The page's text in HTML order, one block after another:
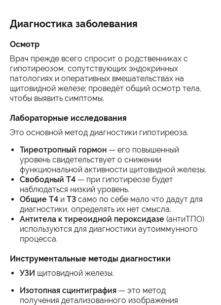
Диагностика заболевания
Осмотр
Врач прежде всего спросит о родственниках с
гипотиреозом, сопутствующих эндокринных
патологиях и оперативных вмешательствах на
щитовидной железе; проведёт общий осмотр тела,
чтобы выявить симптомы.
Лабораторные исследования
Это основной метод диагностики гипотиреоза.
Тиреотропный гормон — его повышенный
уровень свидетельствует о снижении
функциональной активности щитовидной железы.
Свободный Т4 — при гипотиреозе будет
наблюдаться низкий уровень.
Общие Т4 и Т3 само по себе мало что дадут для
диагностики, определять их нет смысла.
Антитела к тиреоидной пероксидазе (антиТПО)
используются для диагностики аутоиммунного
процесса.
Инструментальные методы диагностики
УЗИ щитовидной железы.
Изотопная сцинтиграфия — это метод
получения детализованного изображения